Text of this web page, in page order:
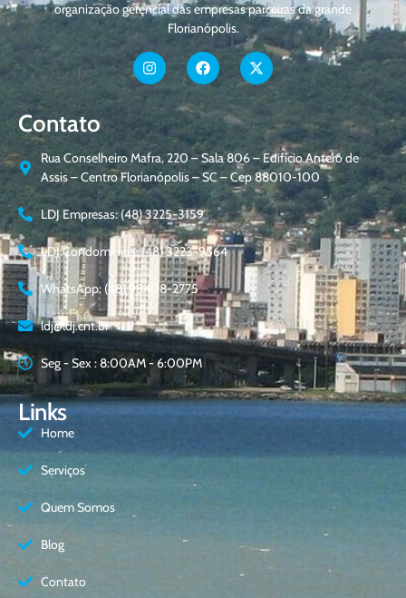
organização gerencial das empresas parceiras da grande
Florianópolis.
Contato
Rua Conselheiro Mafra, 220 – Sala 806 – Edifício Antero de
Assis – Centro Florianópolis – SC – Cep 88010-100
LDJ Empresas: (48) 3225-3159
LDJ Condomínios: (48) 3223-9564
WhatsApp: (48) 98408-2775
ldj@ldj.cnt.br
Seg - Sex : 8:00AM - 6:00PM
Links
Home
Serviços
Quem Somos
Blog
Contato